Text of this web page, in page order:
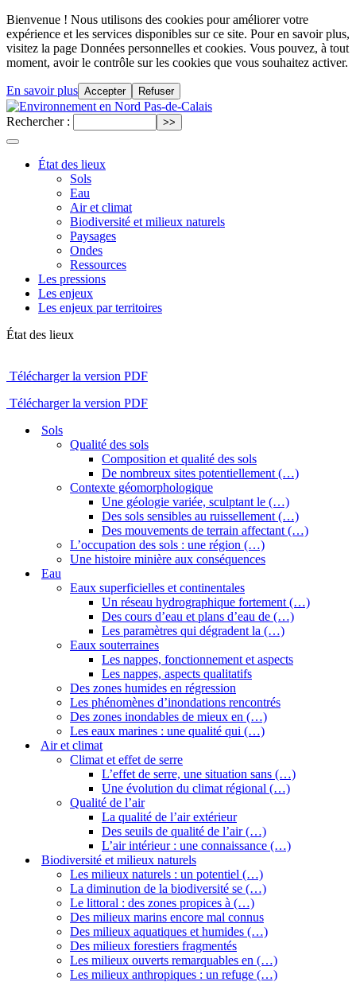
Bienvenue ! Nous utilisons des cookies pour améliorer votre
expérience et les services disponibles sur ce site. Pour en savoir plus,
visitez la page Données personnelles et cookies. Vous pouvez, à tout
moment, avoir le contrôle sur les cookies que vous souhaitez activer.
En savoir plus Accepter Refuser
Rechercher :
État des lieux
Sols
Eau
Air et climat
Biodiversité et milieux naturels
Paysages
Ondes
Ressources
Les pressions
Les enjeux
Les enjeux par territoires
État des lieux
Télécharger la version PDF
Télécharger la version PDF
Sols
Qualité des sols
Composition et qualité des sols
De nombreux sites potentiellement (…)
Contexte géomorphologique
Une géologie variée, sculptant le (…)
Des sols sensibles au ruissellement (…)
Des mouvements de terrain affectant (…)
L’occupation des sols : une région (…)
Une histoire minière aux conséquences
Eau
Eaux superficielles et continentales
Un réseau hydrographique fortement (…)
Des cours d’eau et plans d’eau de (…)
Les paramètres qui dégradent la (…)
Eaux souterraines
Les nappes, fonctionnement et aspects
Les nappes, aspects qualitatifs
Des zones humides en régression
Les phénomènes d’inondations rencontrés
Des zones inondables de mieux en (…)
Les eaux marines : une qualité qui (…)
Air et climat
Climat et effet de serre
L’effet de serre, une situation sans (…)
Une évolution du climat régional (…)
Qualité de l’air
La qualité de l’air extérieur
Des seuils de qualité de l’air (…)
L’air intérieur : une connaissance (…)
Biodiversité et milieux naturels
Les milieux naturels : un potentiel (…)
La diminution de la biodiversité se (…)
Le littoral : des zones propices à (…)
Des milieux marins encore mal connus
Des milieux aquatiques et humides (…)
Des milieux forestiers fragmentés
Les milieux ouverts remarquables en (…)
Les milieux anthropiques : un refuge (…)